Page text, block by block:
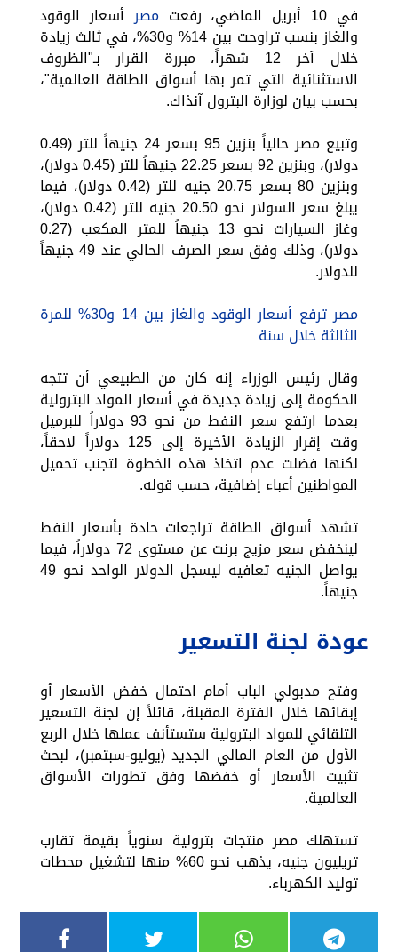
في 10 أبريل الماضي، رفعت
مصرأسعار الوقود
والغاز بنسب تراوحت بين 14% و30%، في ثالث زيادة
خلال آخر 12 شهراً، مبررة القرار بـ"الظروف
الاستثنائية التي تمر بها أسواق الطاقة العالمية"،
بحسب بيان لوزارة البترول آنذاك.
وتبيع مصر حالياً بنزين 95 بسعر 24 جنيهاً للتر (0.49
دولار)، وبنزين 92 بسعر 22.25 جنيهاً للتر (0.45 دولار)،
وبنزين 80 بسعر 20.75 جنيه للتر (0.42 دولار)، فيما
يبلغ سعر السولار نحو 20.50 جنيه للتر (0.42 دولار)،
وغاز السيارات نحو 13 جنيهاً للمتر المكعب (0.27
دولار)، وذلك وفق سعر الصرف الحالي عند 49 جنيهاً
للدولار.
مصر ترفع أسعار الوقود والغاز بين 14 و30% للمرة
الثالثة خلال سنة
وقال رئيس الوزراء إنه كان من الطبيعي أن تتجه
الحكومة إلى زيادة جديدة في أسعار المواد البترولية
بعدما ارتفع سعر النفط من نحو 93 دولاراً للبرميل
وقت إقرار الزيادة الأخيرة إلى 125 دولاراً لاحقاً،
لكنها فضلت عدم اتخاذ هذه الخطوة لتجنب تحميل
المواطنين أعباء إضافية، حسب قوله.
تشهد أسواق الطاقة تراجعات حادة بأسعار النفط
لينخفض سعر مزيج برنت عن مستوى 72 دولاراً، فيما
يواصل الجنيه تعافيه ليسجل الدولار الواحد نحو 49
جنيهاً.
عودة لجنة التسعير
وفتح مدبولي الباب أمام احتمال خفض الأسعار أو
إبقائها خلال الفترة المقبلة، قائلاً إن لجنة التسعير
التلقائي للمواد البترولية ستستأنف عملها خلال الربع
الأول من العام المالي الجديد (يوليو-سبتمبر)، لبحث
تثبيت الأسعار أو خفضها وفق تطورات الأسواق
العالمية.
تستهلك مصر منتجات بترولية سنوياً بقيمة تقارب
تريليون جنيه، يذهب نحو 60% منها لتشغيل محطات
توليد الكهرباء.